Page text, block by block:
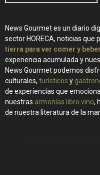
News Gourmet es un diario
sector HORECA, noticias que
tierra para ver comer y beber
experiencia acumulada y
News Gourmet podemos
culturales, turísticos y
de experiencias que
nuestras armonías libro vino,
de nuestra literatura de la